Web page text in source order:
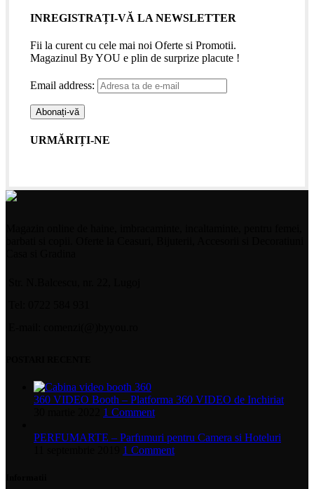
INREGISTRAȚI-VĂ LA NEWSLETTER
Fii la curent cu cele mai noi Oferte si Promotii.
Magazinul By YOU e plin de surprize placute !
Email address:
URMĂRIȚI-NE
360 VIDEO Booth – Platforma 360 VIDEO de Inchiriat
1 Comment
PERFUMARTE – Parfumuri pentru Camera si Hoteluri
1 Comment